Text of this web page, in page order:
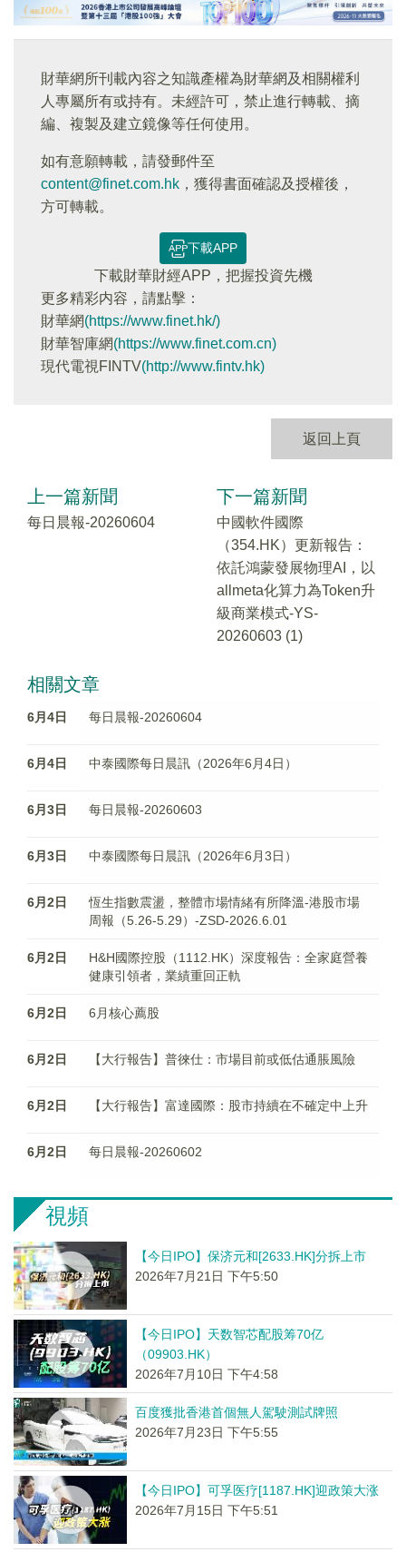
財華網所刊載內容之知識產權為財華網及相關權利
人專屬所有或持有。未經許可，禁止進行轉載、摘
編、複製及建立鏡像等任何使用。
如有意願轉載，請發郵件至
content@finet.com.hk ，獲得書面確認及授權後，
方可轉載。
下載APP
下載財華財經APP，把握投資先機
更多精彩内容，請點擊：
財華網(https://www.finet.hk/)
財華智庫網(https://www.finet.com.cn)
現代電視FINTV(http://www.fintv.hk)
返回上頁
上一篇新聞
每日晨報-20260604
下一篇新聞
中國軟件國際
（354.HK）更新報告：
依託鴻蒙發展物理AI，以
allmeta化算力為Token升
級商業模式-YS-
20260603 (1)
相關文章
6月4日 每日晨報-20260604
6月4日 中泰國際每日晨訊（2026年6月4日）
6月3日 每日晨報-20260603
6月3日 中泰國際每日晨訊（2026年6月3日）
6月2日
恆生指數震盪，整體市場情緒有所降溫-港股市場
周報（5.26-5.29）-ZSD-2026.6.01
6月2日
H&H國際控股（1112.HK）深度報告：全家庭營養
健康引領者，業績重回正軌
6月2日 6月核心薦股
6月2日 【大行報告】普徠仕：市場目前或低估通脹風險
6月2日 【大行報告】富達國際：股市持續在不確定中上升
6月2日 每日晨報-20260602
視頻
【今日IPO】保济元和[2633.HK]分拆上市
2026年7月21日 下午5:50
【今日IPO】天数智芯配股筹70亿
（09903.HK）
2026年7月10日 下午4:58
百度獲批香港首個無人駕駛測試牌照
2026年7月23日 下午5:55
【今日IPO】可孚医疗[1187.HK]迎政策大涨
2026年7月15日 下午5:51